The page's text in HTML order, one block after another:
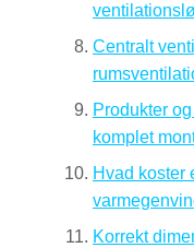
Centralt
Produkter
komplet
Hvad koster
Korrekt